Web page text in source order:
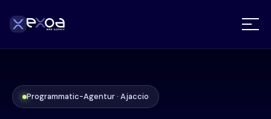
Programmatic-Agentur · Ajaccio